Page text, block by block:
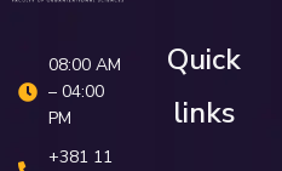
08:00 AM
– 04:00
PM
+381 11
Quick
links